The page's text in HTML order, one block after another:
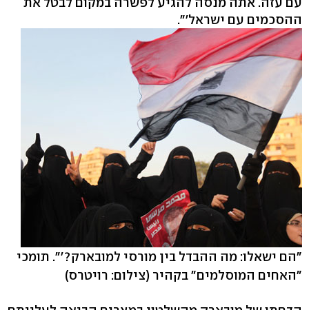
ההסכמים עם ישראל'".
"הם ישאלו: מה ההבדל בין מורסי למובארק?'". תומכי
"האחים המוסלמים" בקהיר (צילום: רויטרס)